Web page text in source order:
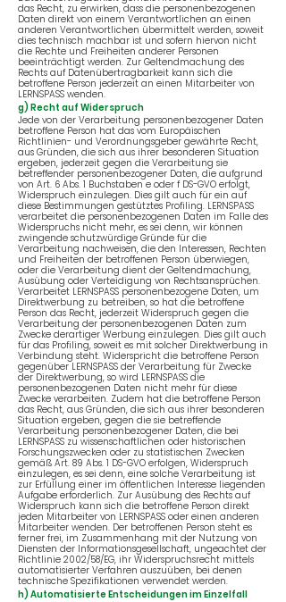
das Recht, zu erwirken, dass die personenbezogenen
Daten direkt von einem Verantwortlichen an einen
anderen Verantwortlichen übermittelt werden, soweit
dies technisch machbar ist und sofern hiervon nicht
die Rechte und Freiheiten anderer Personen
beeinträchtigt werden. Zur Geltendmachung des
Rechts auf Datenübertragbarkeit kann sich die
betroffene Person jederzeit an einen Mitarbeiter von
LERNSPASS wenden.
g) Recht auf Widerspruch
Jede von der Verarbeitung personenbezogener Daten
betroffene Person hat das vom Europäischen
Richtlinien- und Verordnungsgeber gewährte Recht,
aus Gründen, die sich aus ihrer besonderen Situation
ergeben, jederzeit gegen die Verarbeitung sie
betreffender personenbezogener Daten, die aufgrund
von Art. 6 Abs. 1 Buchstaben e oder f DS-GVO erfolgt,
Widerspruch einzulegen. Dies gilt auch für ein auf
diese Bestimmungen gestütztes Profiling. LERNSPASS
verarbeitet die personenbezogenen Daten im Falle des
Widerspruchs nicht mehr, es sei denn, wir können
zwingende schutzwürdige Gründe für die
Verarbeitung nachweisen, die den Interessen, Rechten
und Freiheiten der betroffenen Person überwiegen,
oder die Verarbeitung dient der Geltendmachung,
Ausübung oder Verteidigung von Rechtsansprüchen.
Verarbeitet LERNSPASS personenbezogene Daten, um
Direktwerbung zu betreiben, so hat die betroffene
Person das Recht, jederzeit Widerspruch gegen die
Verarbeitung der personenbezogenen Daten zum
Zwecke derartiger Werbung einzulegen. Dies gilt auch
für das Profiling, soweit es mit solcher Direktwerbung in
Verbindung steht. Widerspricht die betroffene Person
gegenüber LERNSPASS der Verarbeitung für Zwecke
der Direktwerbung, so wird LERNSPASS die
personenbezogenen Daten nicht mehr für diese
Zwecke verarbeiten. Zudem hat die betroffene Person
das Recht, aus Gründen, die sich aus ihrer besonderen
Situation ergeben, gegen die sie betreffende
Verarbeitung personenbezogener Daten, die bei
LERNSPASS zu wissenschaftlichen oder historischen
Forschungszwecken oder zu statistischen Zwecken
gemäß Art. 89 Abs. 1 DS-GVO erfolgen, Widerspruch
einzulegen, es sei denn, eine solche Verarbeitung ist
zur Erfüllung einer im öffentlichen Interesse liegenden
Aufgabe erforderlich. Zur Ausübung des Rechts auf
Widerspruch kann sich die betroffene Person direkt
jeden Mitarbeiter von LERNSPASS oder einen anderen
Mitarbeiter wenden. Der betroffenen Person steht es
ferner frei, im Zusammenhang mit der Nutzung von
Diensten der Informationsgesellschaft, ungeachtet der
Richtlinie 2002/58/EG, ihr Widerspruchsrecht mittels
automatisierter Verfahren auszuüben, bei denen
technische Spezifikationen verwendet werden.
h) Automatisierte Entscheidungen im Einzelfall